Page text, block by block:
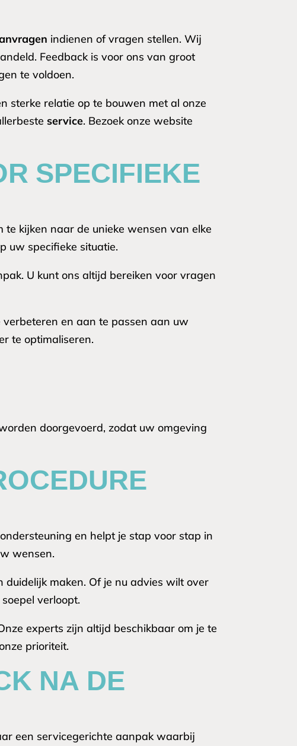
indienen of vragen stellen. Wij
Feedback is voor ons van groot
te voldoen.
sterke relatie op te bouwen met al onze
service. Bezoek onze website
SPECIFIEKE
kijken naar de unieke wensen van elke
uw specifieke situatie.
U kunt ons altijd bereiken voor vragen
en aan te passen aan uw
te optimaliseren.
doorgevoerd, zodat uw omgeving
ondersteuning en helpt je stap voor stap in
wensen.
duidelijk maken. Of je nu advies wilt over
verloopt.
experts zijn altijd beschikbaar om je te
prioriteit.
NA DE
een servicegerichte aanpak waarbij